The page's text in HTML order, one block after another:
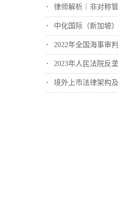
律师解析｜非对称
中化国际（新加坡）
2022年全国海事审
2023年人民法院反
境外上市法律架构